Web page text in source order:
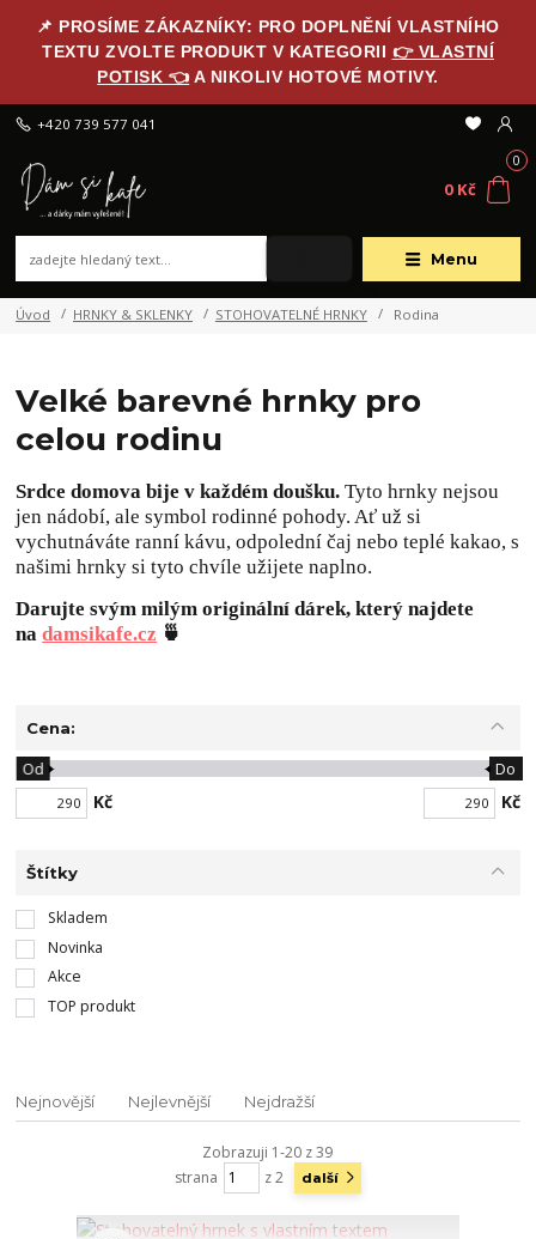
📌 PROSÍME ZÁKAZNÍKY: PRO DOPLNĚNÍ VLASTNÍHO
TEXTU ZVOLTE PRODUKT V KATEGORII 👉 VLASTNÍ
POTISK 👈 A NIKOLIV HOTOVÉ MOTIVY.
Menu
+420 739 577 041
0
0 Kč
Úvod HRNKY & SKLENKY STOHOVATELNÉ HRNKY Rodina
Velké barevné hrnky pro
celou rodinu
Srdce domova bije v každém doušku. Tyto hrnky nejsou
jen nádobí, ale symbol rodinné pohody. Ať už si
vychutnáváte ranní kávu, odpolední čaj nebo teplé kakao, s
našimi hrnky si tyto chvíle užijete naplno.
Darujte svým milým originální dárek, který najdete
nadamsikafe.cz 🍵
Cena:
Kč
Od Do
Kč
Štítky
Skladem
Novinka
Akce
TOP produkt
Nejnovější Nejlevnější Nejdražší
Zobrazuji 1-20 z 39
strana
z 2 další